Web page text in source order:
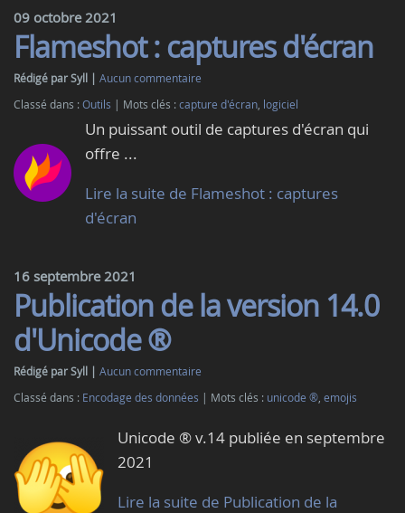
09 octobre 2021
Flameshot : captures d'écran
Rédigé par Syll
Aucun commentaire
Classé dans : Outils Mots clés : capture d'écran, logiciel
Un puissant outil de captures d'écran qui
offre ...
Lire la suite de Flameshot : captures
d'écran
16 septembre 2021
Publication de la version 14.0
d'Unicode ®
Rédigé par Syll
Aucun commentaire
Classé dans : Encodage des données Mots clés : unicode ®, emojis
Unicode ® v.14 publiée en septembre
2021
Lire la suite de Publication de la